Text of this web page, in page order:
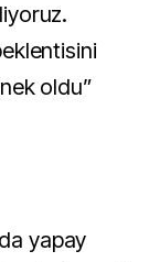
oldu”
yapay